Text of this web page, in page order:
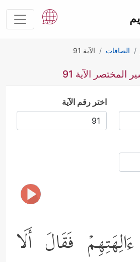
الصافات الآية 91
الآية 91
اختر رقم الآية
فَقَالَ أَلَا